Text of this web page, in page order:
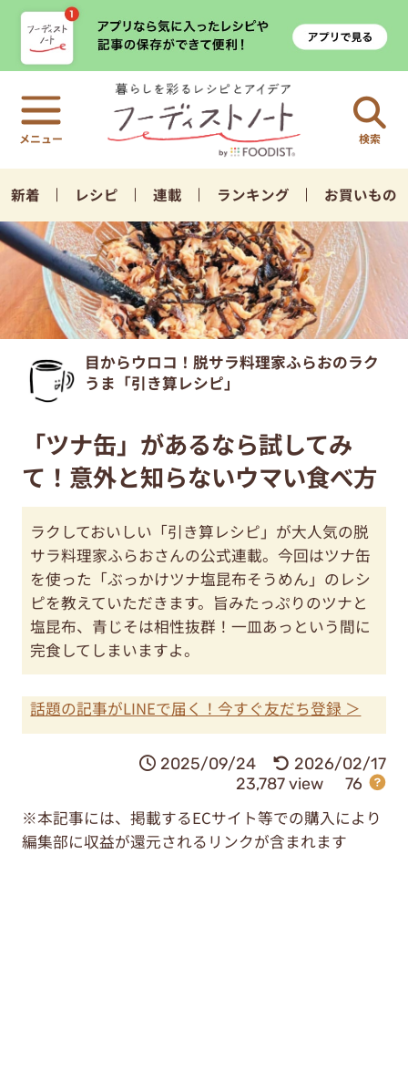
検索
新着 レシピ 連載 ランキング お買いもの
目からウロコ！脱サラ料理家ふらおのラク
うま「引き算レシピ」
「ツナ缶」があるなら試してみ
て！意外と知らないウマい食べ方
ラクしておいしい「引き算レシピ」が大人気の脱
サラ料理家ふらおさんの公式連載。今回はツナ缶
を使った「ぶっかけツナ塩昆布そうめん」のレシ
ピを教えていただきます。旨みたっぷりのツナと
塩昆布、青じそは相性抜群！一皿あっという間に
完食してしまいますよ。
話題の記事がLINEで届く！今すぐ友だち登録 ＞
2025/09/24
2026/02/17
23,787 view
76
※本記事には、掲載するECサイト等での購入により
編集部に収益が還元されるリンクが含まれます